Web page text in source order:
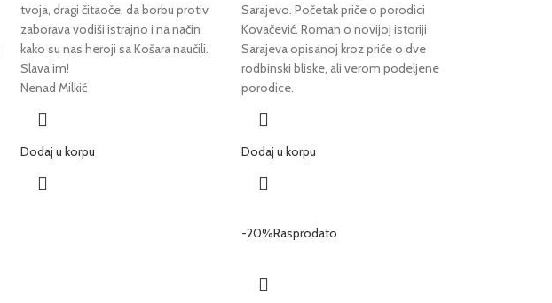
tvoja, dragi čitaoče, da borbu protiv
zaborava vodiši istrajno i na način
kako su nas heroji sa Košara naučili.
Slava im!
Nenad Milkić
Dodaj u korpu
Sarajevo. Početak priče o porodici
Kovačević. Roman o novijoj istoriji
Sarajeva opisanoj kroz priče o dve
rodbinski bliske, ali verom podeljene
porodice.
Dodaj u korpu
-20%Rasprodato